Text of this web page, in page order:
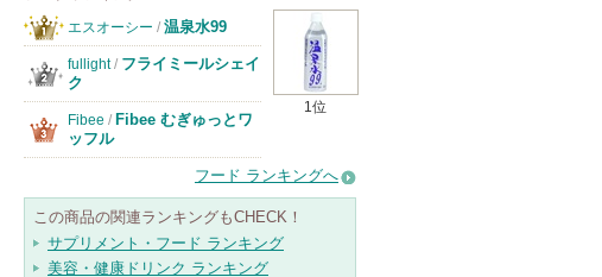
1位
エスオーシー / 温泉水99
fullight/ フライミールシェイ
ク
Fibee / Fibee むぎゅっとワ
ッフル
フード ランキングへ
この商品の関連ランキングもCHECK！
サプリメント・フード ランキング
美容・健康ドリンク ランキング